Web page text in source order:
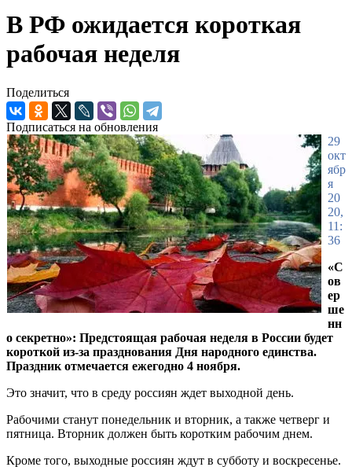
В РФ ожидается короткая
рабочая неделя
Поделиться
Подписаться на обновления
29
окт
ябр
я
20
20,
11:
36
«С
ов
ер
ше
нн
о секретно»: Предстоящая рабочая неделя в России будет
короткой из-за празднования Дня народного единства.
Праздник отмечается ежегодно 4 ноября.
Это значит, что в среду россиян ждет выходной день.
Рабочими станут понедельник и вторник, а также четверг и
пятница. Вторник должен быть коротким рабочим днем.
Кроме того, выходные россиян ждут в субботу и воскресенье.